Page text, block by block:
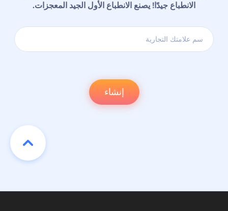
الانطباع جيدًا! يصنع الانطباع الأول الجيد المعجزات.
إنشاء